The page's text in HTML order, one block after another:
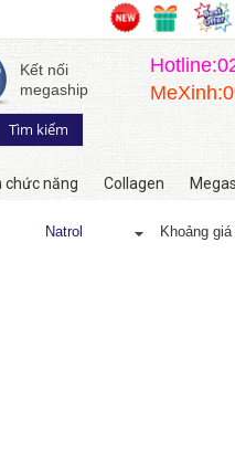
Kết nối
megaship
chức năng Collagen
Natrol Khoảng giá